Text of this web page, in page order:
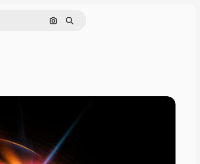
Nach Bild suchen
Suchen